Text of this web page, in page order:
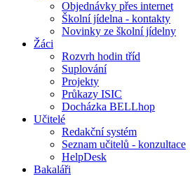
Objednávky přes internet
Školní jídelna - kontakty
Novinky ze školní jídelny
Žáci
Rozvrh hodin tříd
Suplování
Projekty
Průkazy ISIC
Docházka BELLhop
Učitelé
Redakční systém
Seznam učitelů - konzultace
HelpDesk
Bakaláři